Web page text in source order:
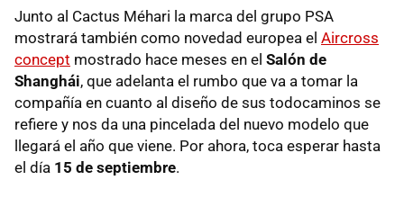
Junto al Cactus Méhari la marca del grupo PSA
mostrará también como novedad europea el Aircross
concept mostrado hace meses en el Salón de
Shanghái, que adelanta el rumbo que va a tomar la
compañía en cuanto al diseño de sus todocaminos se
refiere y nos da una pincelada del nuevo modelo que
llegará el año que viene. Por ahora, toca esperar hasta
el día 15 de septiembre.